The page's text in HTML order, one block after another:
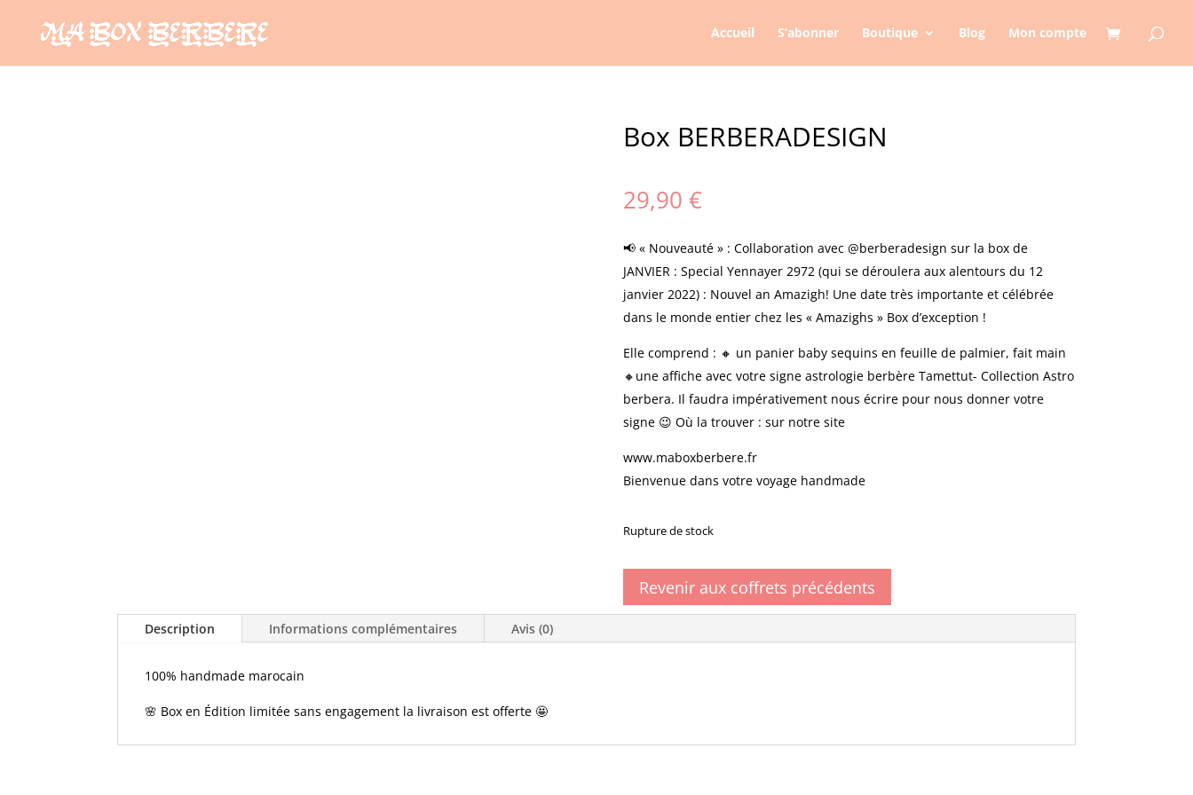
Accueil S’abonner Boutique Blog Mon compte
Box BERBERADESIGN
29,90 €
📢 « Nouveauté » : Collaboration avec @berberadesign sur la box de
JANVIER : Special Yennayer 2972 (qui se déroulera aux alentours du 12
janvier 2022) : Nouvel an Amazigh! Une date très importante et célébrée
dans le monde entier chez les « Amazighs » Box d’exception !
Elle comprend : 🔸 un panier baby sequins en feuille de palmier, fait main
🔸une affiche avec votre signe astrologie berbère Tamettut- Collection Astro
berbera. Il faudra impérativement nous écrire pour nous donner votre
signe 😉 Où la trouver : sur notre site
www.maboxberbere.fr
Bienvenue dans votre voyage handmade
Rupture de stock
Revenir aux coffrets précédents
Description Informations complémentaires Avis (0)
100% handmade marocain
🌸 Box en Édition limitée sans engagement la livraison est offerte 🤩